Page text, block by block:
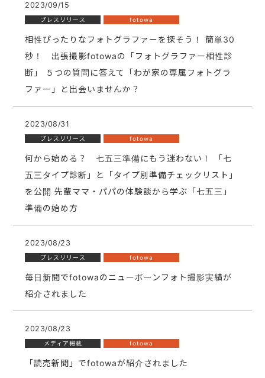
2023/09/15
プレスリリース fotowa
相性ぴったりなフォトグラファーを探そう！ 簡単30
秒！ 出張撮影fotowaの「フォトグラファー相性診
断」 ５つの質問に答えて「わが家の専属フォトグラ
ファー」と出会いませんか？
2023/08/31
プレスリリース fotowa
何から始める？ 七五三準備にもう迷わない！ 「七
五三タイプ診断」と「タイプ別準備チェックリスト」
を公開 先輩ママ・パパの体験談から学ぶ「七五三」
準備の始め方
2023/08/23
プレスリリース fotowa
毎日新聞でfotowaのニューボーンフォト撮影実績が
紹介されました
2023/08/23
メディア掲載 fotowa
「読売新聞」でfotowaが紹介されました